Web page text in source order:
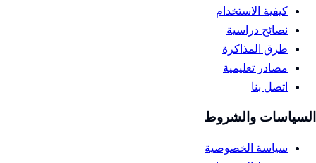
كيفية الاستخدام
نصائح دراسية
طرق المذاكرة
مصادر تعليمية
اتصل بنا
السياسات والشروط
سياسة الخصوصية